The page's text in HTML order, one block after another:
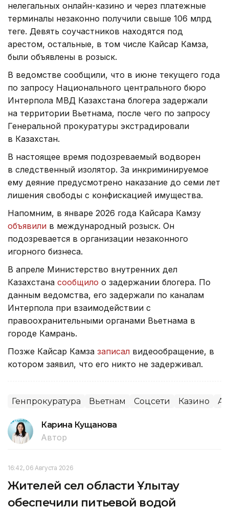
нелегальных онлайн-казино и через платежные
терминалы незаконно получили свыше 106 млрд
теңге. Девять соучастников находятся под
арестом, остальные, в том числе Кайсар Камза,
были объявлены в розыск.
В ведомстве сообщили, что в июне текущего года
по запросу Национального центрального бюро
Интерпола МВД Казахстана блогера задержали
на территории Вьетнама, после чего по запросу
Генеральной прокуратуры экстрадировали
в Казахстан.
В настоящее время подозреваемый водворен
в следственный изолятор. За инкриминируемое
ему деяние предусмотрено наказание до семи лет
лишения свободы с конфискацией имущества.
Напомним, в январе 2026 года Кайсара Камзу
объявили в международный розыск. Он
подозревается в организации незаконного
игорного бизнеса.
В апреле Министерство внутренних дел
Казахстана сообщило о задержании блогера. По
данным ведомства, его задержали по каналам
Интерпола при взаимодействии с
правоохранительными органами Вьетнама в
городе Камрань.
Позже Кайсар Камза записал видеообращение, в
котором заявил, что его никто не задерживал.
Генпрокуратура Вьетнам Соцсети Казино
Карина Кущанова
Автор
16:42, 06 Августа 2026
Жителей сел области Ұлытау
обеспечили питьевой водой